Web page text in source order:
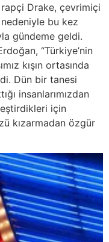
Drake, çevrimiçi
bu kez
gündeme geldi.
“Türkiye’nin
kışın ortasında
Dün bir tanesi
insanlarımızdan
için
kızarmadan özgür